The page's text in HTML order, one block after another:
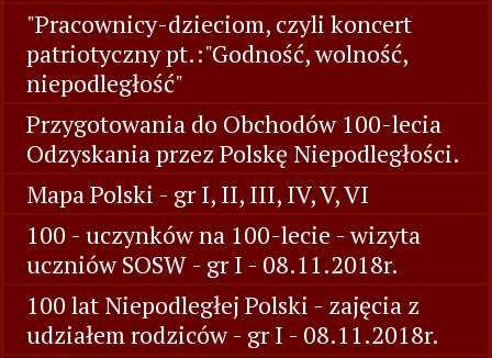
"Pracownicy-dzieciom, czyli koncert
patriotyczny pt.:"Godność, wolność,
niepodległość"
Przygotowania do Obchodów 100-lecia
Odzyskania przez Polskę Niepodległości.
Mapa Polski - gr I, II, III, IV, V, VI
100 - uczynków na 100-lecie - wizyta
uczniów SOSW - gr I - 08.11.2018r.
100 lat Niepodległej Polski - zajęcia z
udziałem rodziców - gr I - 08.11.2018r.